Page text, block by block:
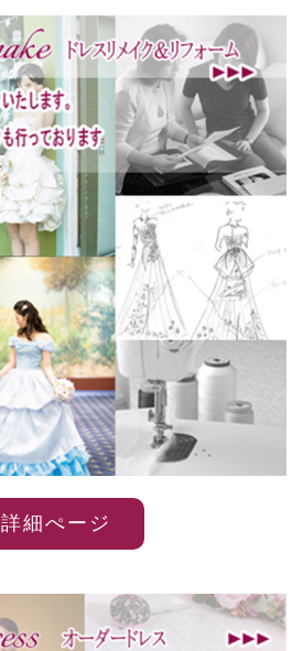
詳細ぺージ